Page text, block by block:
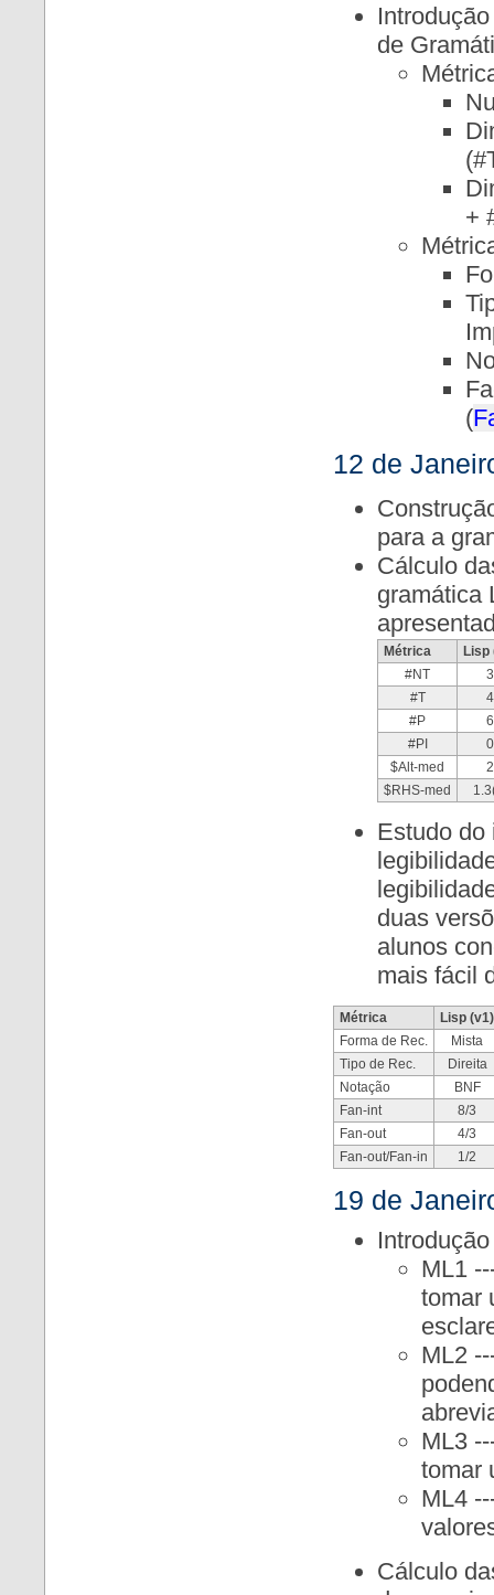
de
+
(
12 de
para a
Cálculo
gramática
Métrica
Lisp
#NT
3
#T
4
#P
6
#PI
0
$Alt-med
2
$RHS-med
Estudo do
duas
alunos
mais fácil
Métrica
Lisp (v1)
Forma de Rec.
Mista
Tipo de Rec.
Direita
Notação
BNF
Fan-int
8/3
Fan-out
4/3
Fan-out/Fan-in
1/2
19 de
ML1
tomar
ML2
ML3
tomar
ML4
Cálculo